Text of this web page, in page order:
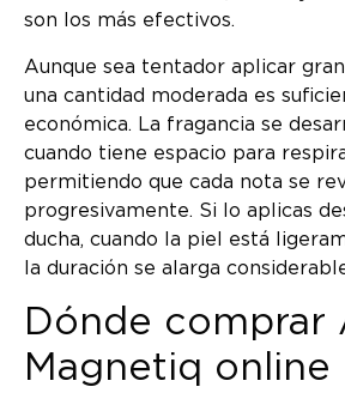
son los más efectivos.
Aunque sea tentador aplicar
una cantidad moderada es
económica. La fragancia se
cuando tiene espacio para
permitiendo que cada nota se
progresivamente. Si lo aplicas
ducha, cuando la piel está
la duración se alarga
Dónde comprar
Magnetiq online